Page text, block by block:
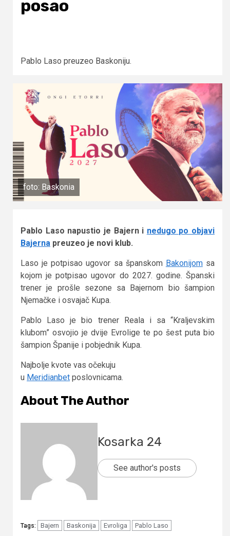
posao
Pablo Laso preuzeo Baskoniju.
foto: Baskonia
Pablo Laso napustio je Bajern i nedugo po objavi
Bajerna preuzeo je novi klub.
Laso je potpisao ugovor sa španskom Bakonijomsa
kojom je potpisao ugovor do 2027. godine. Španski
trener je prošle sezone sa Bajernom bio šampion
Njemačke i osvajač Kupa.
Pablo Laso je bio trener Reala i sa “Kraljevskim
klubom” osvojio je dvije Evrolige te po šest puta bio
šampion Španije i pobjednik Kupa.
Najbolje kvote vas očekuju
u Meridianbet poslovnicama.
About The Author
Kosarka 24
See author's posts
Tags: Bajern Baskonija Evroliga Pablo Laso